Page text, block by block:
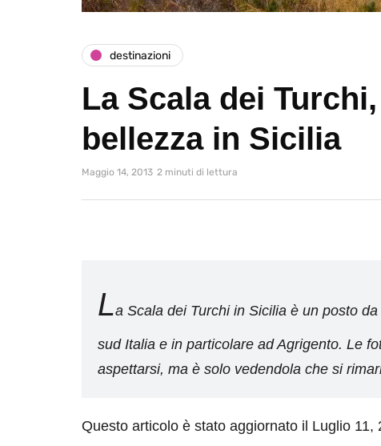
destinazioni
La Scala dei
bellezza in Sicilia
Maggio 14, 2013 2 minuti di lettura
La Scala dei Turchi in Sicilia è un posto
sud Italia e in particolare ad Agrigento. Le
aspettarsi, ma è solo vedendola che si
Questo articolo è stato aggiornato il Luglio 11,